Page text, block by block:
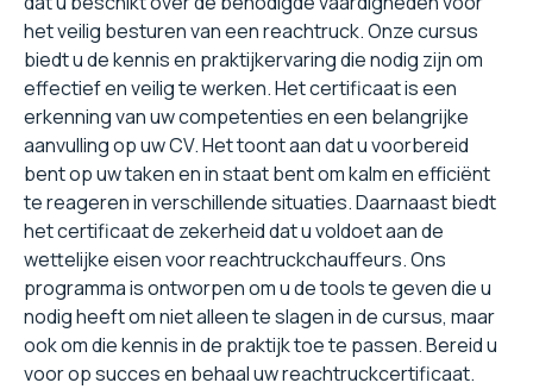
het veilig besturen van een reachtruck. Onze cursus
biedt u de kennis en praktijkervaring die nodig zijn om
effectief en veilig te werken. Het certificaat is een
erkenning van uw competenties en een belangrijke
aanvulling op uw CV. Het toont aan dat u voorbereid
bent op uw taken en in staat bent om kalm en efficiënt
te reageren in verschillende situaties. Daarnaast biedt
het certificaat de zekerheid dat u voldoet aan de
wettelijke eisen voor reachtruckchauffeurs. Ons
programma is ontworpen om u de tools te geven die u
nodig heeft om niet alleen te slagen in de cursus, maar
ook om die kennis in de praktijk toe te passen. Bereid u
voor op succes en behaal uw reachtruckcertificaat.